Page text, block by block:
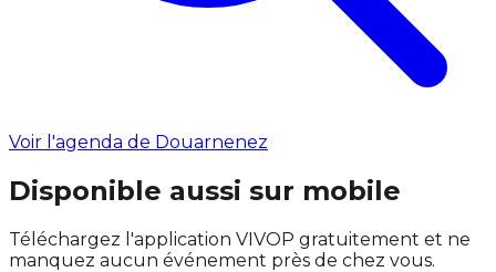
Voir l'agenda de Douarnenez
Disponible aussi sur mobile
Téléchargez l'application VIVOP gratuitement et ne
manquez aucun événement près de chez vous.